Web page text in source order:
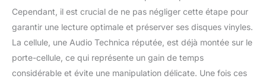
transmission par
courroie pour une faible
vibration.
Cependant, il est crucial de ne pas négliger cette étape pour
garantir une lecture optimale et préserver ses disques vinyles.
La cellule, une Audio Technica réputée, est déjà montée sur le
porte-cellule, ce qui représente un gain de temps
considérable et évite une manipulation délicate. Une fois ces